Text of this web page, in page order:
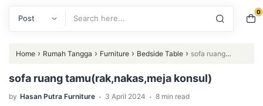
0
Home › Rumah Tangga › Furniture › Bedside Table › sofa ruang
tamu(rak,nakas,meja konsul)
sofa ruang tamu(rak,nakas,meja konsul)
by Hasan Putra Furniture . 3 April 2024 . 8 min read